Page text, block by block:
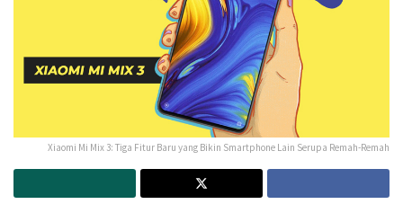
Xiaomi Mi Mix 3: Tiga Fitur Baru yang Bikin Smartphone Lain Serupa Remah-Remah